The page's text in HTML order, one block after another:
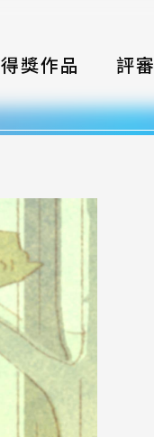
得獎作品 評